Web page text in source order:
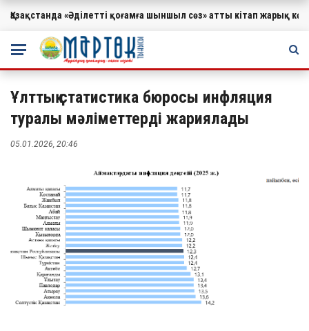
МАҢЫЗДЫ
Қазақстанда «Әділетті қоғамға шыншыл сөз» атты кітап жарық
Ұлттық статистика бюросы инфляция
туралы мәліметтерді жариялады
05.01.2026, 20:46